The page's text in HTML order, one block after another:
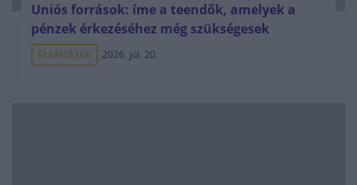
Uniós források: íme a teendők, amelyek a
pénzek érkezéséhez még szükségesek
ELEMZÉSEK 2026. júl. 20.